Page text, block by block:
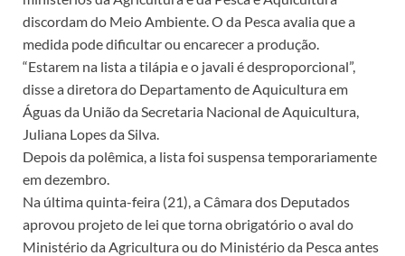
discordam do Meio Ambiente. O da Pesca avalia que a
medida pode dificultar ou encarecer a produção.
“Estarem na lista a tilápia e o javali é desproporcional”,
disse a diretora do Departamento de Aquicultura em
Águas da União da Secretaria Nacional de Aquicultura,
Juliana Lopes da Silva.
Depois da polêmica, a lista foi suspensa temporariamente
em dezembro.
Na última quinta-feira (21), a Câmara dos Deputados
aprovou projeto de lei que torna obrigatório o aval do
Ministério da Agricultura ou do Ministério da Pesca antes